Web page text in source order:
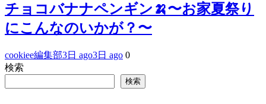
チョコバナナペンギン🍌〜お家夏祭り
にこんなのいかが？〜
cookiee編集部3日 ago3日 ago 0
検索
検索